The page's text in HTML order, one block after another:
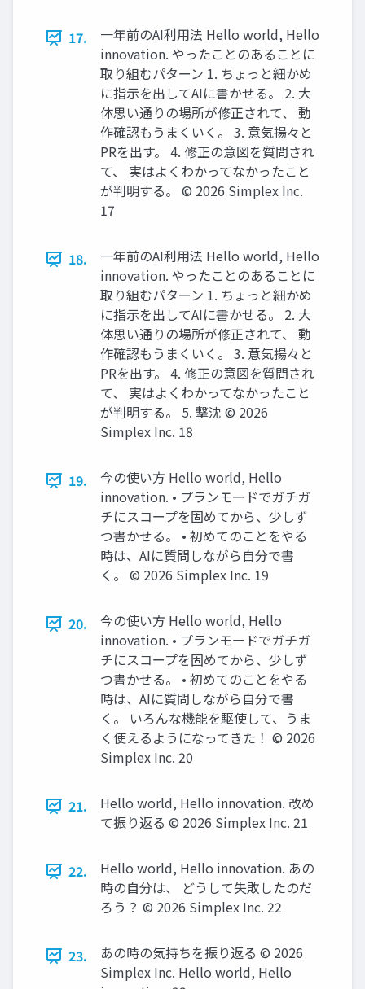
17.
一年前のAI利用法 Hello world, Hello
innovation. やったことのあることに
取り組むパターン 1. ちょっと細かめ
に指示を出してAIに書かせる。 2. 大
体思い通りの場所が修正されて、 動
作確認もうまくいく。 3. 意気揚々と
PRを出す。 4. 修正の意図を質問され
て、 実はよくわかってなかったこと
が判明する。 ©️ 2026 Simplex Inc.
17
18.
一年前のAI利用法 Hello world, Hello
innovation. やったことのあることに
取り組むパターン 1. ちょっと細かめ
に指示を出してAIに書かせる。 2. 大
体思い通りの場所が修正されて、 動
作確認もうまくいく。 3. 意気揚々と
PRを出す。 4. 修正の意図を質問され
て、 実はよくわかってなかったこと
が判明する。 5. 撃沈 ©️ 2026
Simplex Inc. 18
19.
今の使い方 Hello world, Hello
innovation. • プランモードでガチガ
チにスコープを固めてから、少しず
つ書かせる。 • 初めてのことをやる
時は、AIに質問しながら自分で書
く。 ©️ 2026 Simplex Inc. 19
20.
今の使い方 Hello world, Hello
innovation. • プランモードでガチガ
チにスコープを固めてから、少しず
つ書かせる。 • 初めてのことをやる
時は、AIに質問しながら自分で書
く。 いろんな機能を駆使して、うま
く使えるようになってきた！ ©️ 2026
Simplex Inc. 20
21.
Hello world, Hello innovation. 改め
て振り返る ©️ 2026 Simplex Inc. 21
22.
Hello world, Hello innovation. あの
時の自分は、 どうして失敗したのだ
ろう？ ©️ 2026 Simplex Inc. 22
23.
あの時の気持ちを振り返る ©️ 2026
Simplex Inc. Hello world, Hello